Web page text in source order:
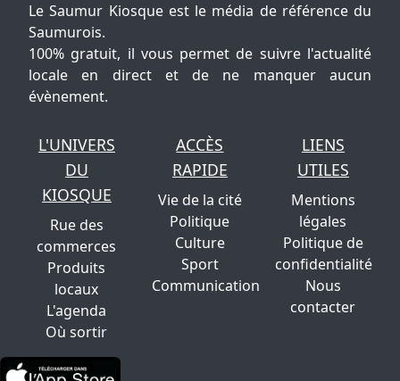
Le Saumur Kiosque est le média de référence du
Saumurois.
100% gratuit, il vous permet de suivre l'actualité
locale en direct et de ne manquer aucun
évènement.
L'UNIVERS
DU
KIOSQUE
Rue des
commerces
Produits
locaux
L'agenda
Où sortir
ACCÈS
RAPIDE
Vie de la cité
Politique
Culture
Sport
Communication
LIENS
UTILES
Mentions
légales
Politique de
confidentialité
Nous
contacter